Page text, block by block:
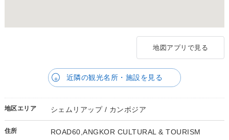
地図アプリで見る
近隣の観光名所・施設を見る
地区エリア シェムリアップ / カンボジア
住所
ROAD60,ANGKOR CULTURAL & TOURISM